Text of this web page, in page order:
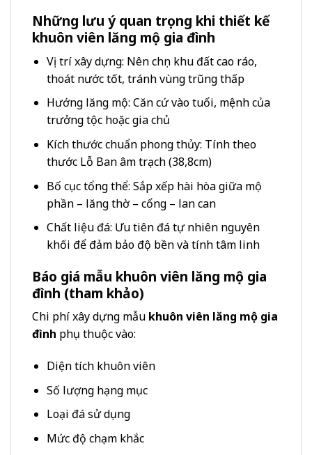
Những lưu ý quan trọng khi thiết kế
khuôn viên lăng mộ gia đình
Vị trí xây dựng: Nên chọn khu đất cao ráo,
thoát nước tốt, tránh vùng trũng thấp
Hướng lăng mộ: Căn cứ vào tuổi, mệnh của
trưởng tộc hoặc gia chủ
Kích thước chuẩn phong thủy: Tính theo
thước Lỗ Ban âm trạch (38,8cm)
Bố cục tổng thể: Sắp xếp hài hòa giữa mộ
phần – lăng thờ – cổng – lan can
Chất liệu đá: Ưu tiên đá tự nhiên nguyên
khối để đảm bảo độ bền và tính tâm linh
Báo giá mẫu khuôn viên lăng mộ gia
đình (tham khảo)
Chi phí xây dựng mẫu khuôn viên lăng mộ gia
đình phụ thuộc vào:
Diện tích khuôn viên
Số lượng hạng mục
Loại đá sử dụng
Mức độ chạm khắc